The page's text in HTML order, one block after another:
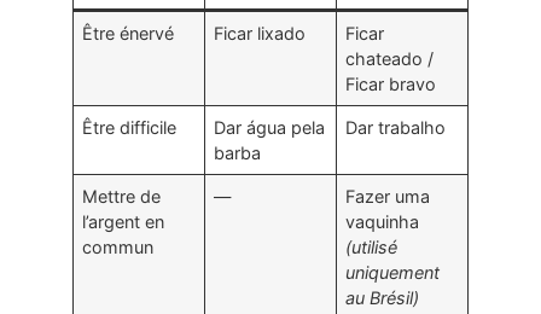
Être énervé Ficar lixado
Ficar
chateado /
Ficar bravo
Être difficile
Dar água pela
barba
Dar trabalho
Mettre de
l’argent en
commun
—
Fazer uma
vaquinha
(utilisé
uniquement
au Brésil)